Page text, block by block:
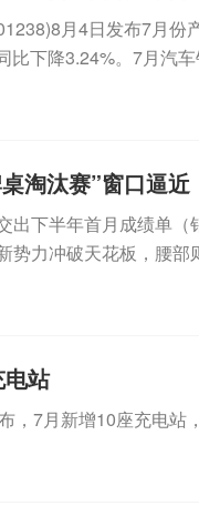
元—4800万元回购股
万元—2000万元回
源集团：股东拟合计
公司签订2.17亿元采
江南新材：拟定增募
拟投资约3亿元建设光
：拟设立合资公司并
1700万元认购砺思星
实控人陈思伟及翠艺
因涉嫌未按规定披露
获上交所审核通过申
厚普股份：上半年净
万元 同比扭亏为盈航
年净利润1.56亿元 同
中通客车：7月
、实控人不存在向公
计4.87亿元收购埃斯
回购股份新特电气：
万元回购股份井松
船舶建造合同金诚信
8.9亿元智能燃气表合
3亿元建设光通信、算
月4日发布7月
比下降3.24%。7月汽
淘汰赛”窗口逼近
出下半年首月成绩单
力冲破天花板，腰部
领跑、‌零跑‌首破‌10万
按照乘联分会推算，7
，同比下降16.8%。其
透率进一步提升至
量透支，汽车市场正
站
，7月新增10座充电站